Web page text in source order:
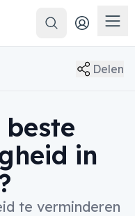
Zoeken
Delen
in
te verminderen